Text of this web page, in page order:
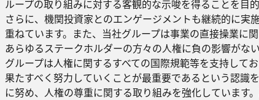
ループの取り組みに対する客観的な示唆を得ることを目
さらに、機関投資家とのエンゲージメントも継続的に実
重ねています。また、当社グループは事業の直接操業に
あらゆるステークホルダーの方々の人権に負の影響がな
グループは人権に関するすべての国際規範等を支持して
果たすべく努力していくことが最重要であるという認識
に努め、人権の尊重に関する取り組みを強化しています